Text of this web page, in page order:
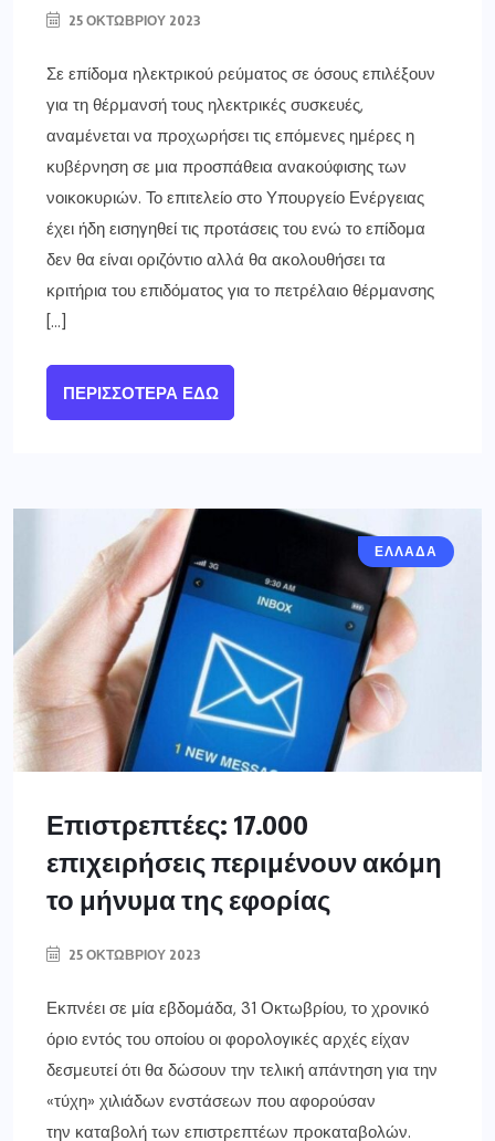
25 ΟΚΤΩΒΡΊΟΥ 2023
Σε επίδομα ηλεκτρικού ρεύματος σε όσους επιλέξουν
για τη θέρμανσή τους ηλεκτρικές συσκευές,
αναμένεται να προχωρήσει τις επόμενες ημέρες η
κυβέρνηση σε μια προσπάθεια ανακούφισης των
νοικοκυριών. Το επιτελείο στο Υπουργείο Ενέργειας
έχει ήδη εισηγηθεί τις προτάσεις του ενώ το επίδομα
δεν θα είναι οριζόντιο αλλά θα ακολουθήσει τα
κριτήρια του επιδόματος για το πετρέλαιο θέρμανσης
[…]
ΠΕΡΙΣΣΌΤΕΡΑ ΕΔΏ
ΕΛΛΑΔΑ
Επιστρεπτέες: 17.000
επιχειρήσεις περιμένουν ακόμη
το μήνυμα της εφορίας
25 ΟΚΤΩΒΡΊΟΥ 2023
Εκπνέει σε μία εβδομάδα, 31 Οκτωβρίου, το χρονικό
όριο εντός του οποίου οι φορολογικές αρχές είχαν
δεσμευτεί ότι θα δώσουν την τελική απάντηση για την
«τύχη» χιλιάδων ενστάσεων που αφορούσαν
την καταβολή των επιστρεπτέων προκαταβολών.